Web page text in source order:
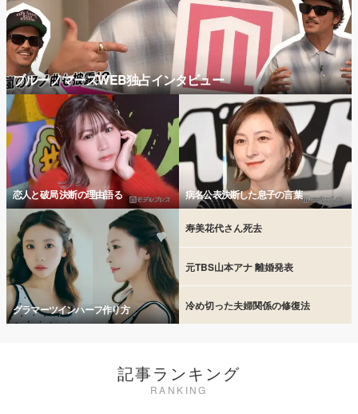
ブルーノマーズWEB独占インタビュー
恋人と破局 決断の理由語る 病名公表決断した息子の言葉
グラマーツインハーフ作り方
寿美花代さん死去
元TBS山本アナ 離婚発表
冷め切った夫婦関係の修復法
記事ランキング
RANKING